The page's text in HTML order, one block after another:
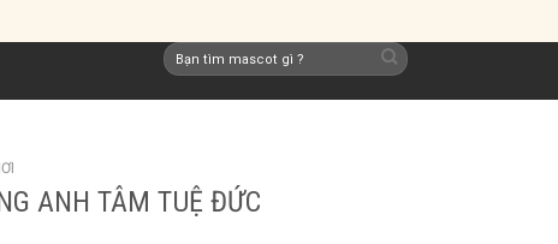
Tìm
kiếm:
ANH TÂM TUỆ ĐỨC